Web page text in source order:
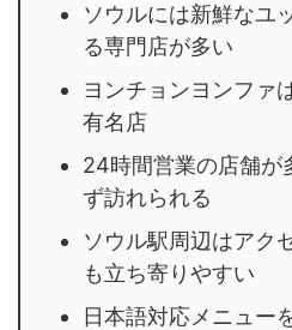
ソウルには新鮮なユ
る専門店が多い
ヨンチョンヨンファ
有名店
24時間営業の店舗が
ず訪れられる
ソウル駅周辺はアク
も立ち寄りやすい
日本語対応メニュー